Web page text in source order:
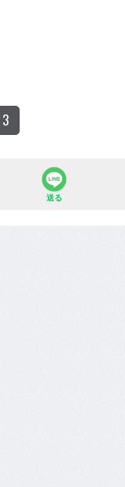
3
送る